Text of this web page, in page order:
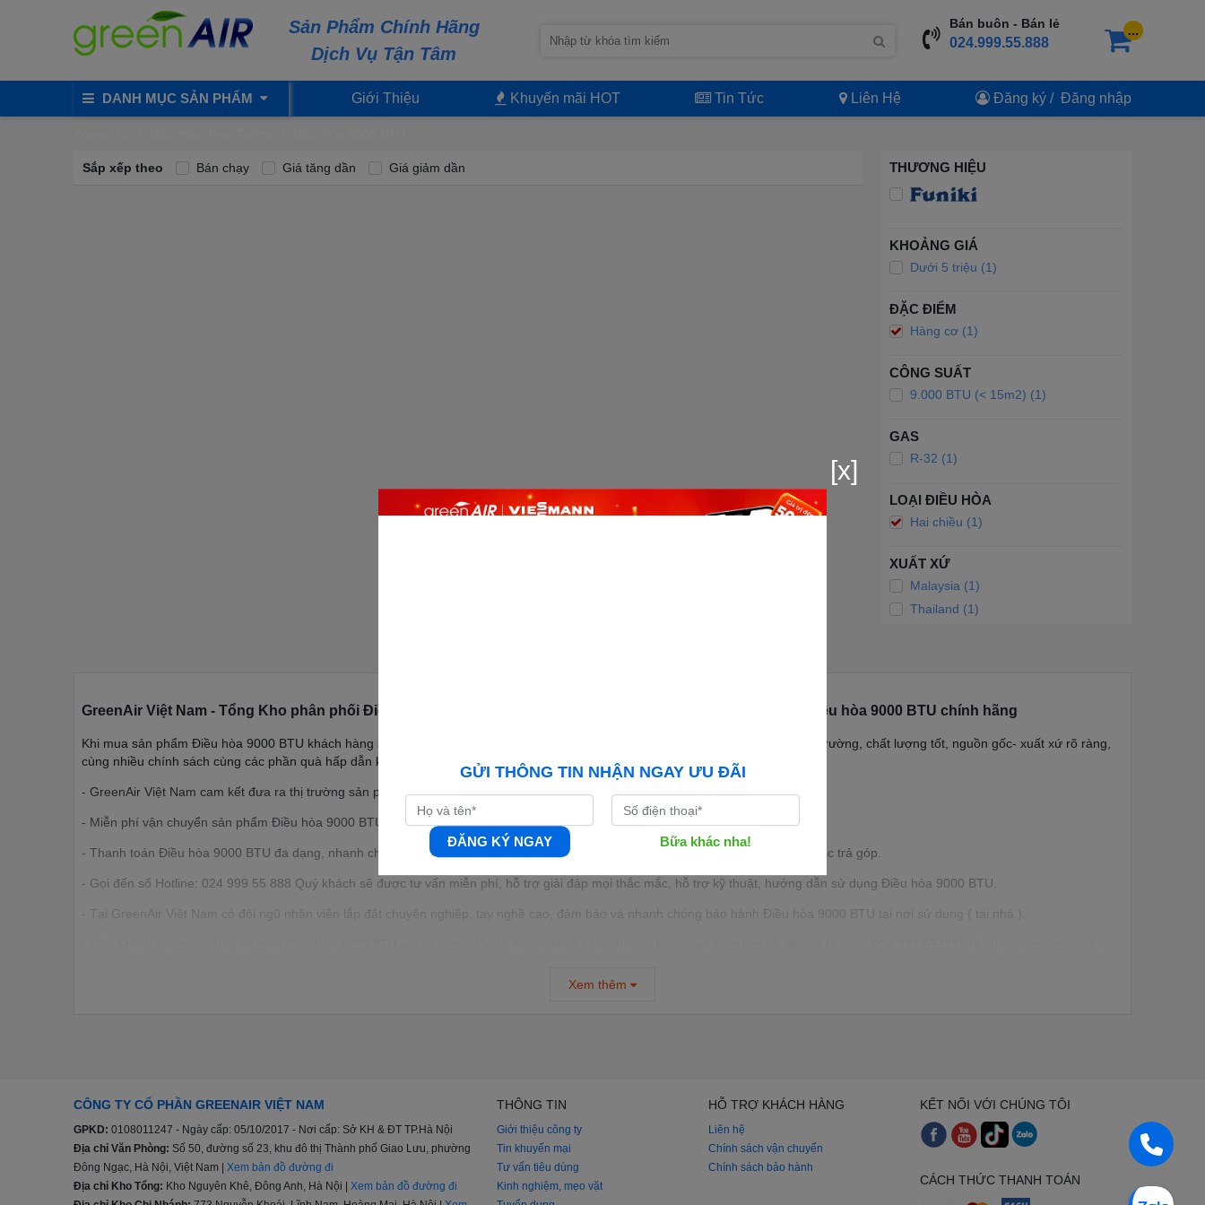
Sản Phẩm Chính Hãng
Dịch Vụ Tận Tâm
Bán buôn - Bán lẻ
024.999.55.888
...
DANH MỤC SẢN PHẨM Giới Thiệu Khuyến mãi HOT Tin Tức Liên Hệ Đăng ký / Đăng nhập
Sắp xếp theo Bán chạy Giá tăng dần Giá giảm dần THƯƠNG HIỆU
KHOẢNG GIÁ
Dưới 5 triệu (1)
ĐẶC ĐIỂM
Hàng cơ (1)
CÔNG SUẤT
9.000 BTU (< 15m2) (1)
GAS
R-32 (1)
LOẠI ĐIỀU HÒA
Hai chiều (1)
XUẤT XỨ
Malaysia (1)
Thailand (1)
GreenAir Việt Nam - Tổng Kho phân phối Điều hòa 9000 BTU giá đại lý rẻ nhất Hà Nội, Trung tâm bảo hành Điều hòa 9000 BTU chính hãng
Khi mua sản phẩm Điều hòa 9000 BTU khách hàng sẽ nhận những sản phẩm Điều hòa 9000 BTU chính hãng mức giá rẻ nhất thị trường, chất lượng tốt, nguồn gốc- xuất xứ rõ ràng,
cùng nhiều chính sách cùng các phần quà hấp dẫn khác:
- GreenAir Việt Nam cam kết đưa ra thị trường sản phẩm Điều hòa 9000 BTU với xuất xứ 100% chính hãng tại.
- Miễn phí vận chuyển sản phẩm Điều hòa 9000 BTU trong khu vực nội thành Hà Nội. Cam kết lắp đặt ngay trong ngày.
- Thanh toán Điều hòa 9000 BTU đa dạng, nhanh chóng, linh động, thuận tiện bằng tiền mặt, cà thẻ pos tại nhà, chuyển khoản hoặc trả góp.
- Gọi đến số Hotline: 024 999 55 888 Quý khách sẽ được tư vấn miễn phí, hỗ trợ giải đáp mọi thắc mắc, hỗ trợ kỹ thuật, hướng dẫn sử dụng Điều hòa 9000 BTU.
- Tại GreenAir Việt Nam có đội ngũ nhân viên lắp đặt chuyên nghiệp, tay nghề cao, đảm bảo và nhanh chóng bảo hành Điều hòa 9000 BTU tại nơi sử dụng ( tại nhà ).
- Khách hàng là nhà thầu, Xây dựng công trình lớn muốn hỗ trợ về thiết kế, tư vấn về kỹ thuật, đưa ra các giải pháp tối ưu nhất cũng như cần kỹ thuật viên thi công lắp đặt tại công
Xem thêm
CÔNG TY CỔ PHẦN GREENAIR VIỆT NAM
GPKD: 0108011247 - Ngày cấp: 05/10/2017 - Nơi cấp: Sở KH & ĐT TP.Hà Nội
Địa chỉ Văn Phòng: Số 50, đường số 23, khu đô thị Thành phố Giao Lưu, phường
Đông Ngạc, Hà Nội, Việt Nam | Xem bản đồ đường đi
Địa chỉ Kho Tổng: Kho Nguyên Khê, Đông Anh, Hà Nội | Xem bản đồ đường đi
THÔNG TIN
Giới thiệu công ty
Tin khuyến mại
Tư vấn tiêu dùng
Kinh nghiệm, mẹo vặt
HỖ TRỢ KHÁCH HÀNG
Liên hệ
Chính sách vận chuyển
Chính sách bảo hành
KẾT NỐI VỚI CHÚNG TÔI
CÁCH THỨC THANH TOÁN
[x]
GỬI THÔNG TIN NHẬN NGAY ƯU ĐÃI
ĐĂNG KÝ NGAY Bữa khác nha!